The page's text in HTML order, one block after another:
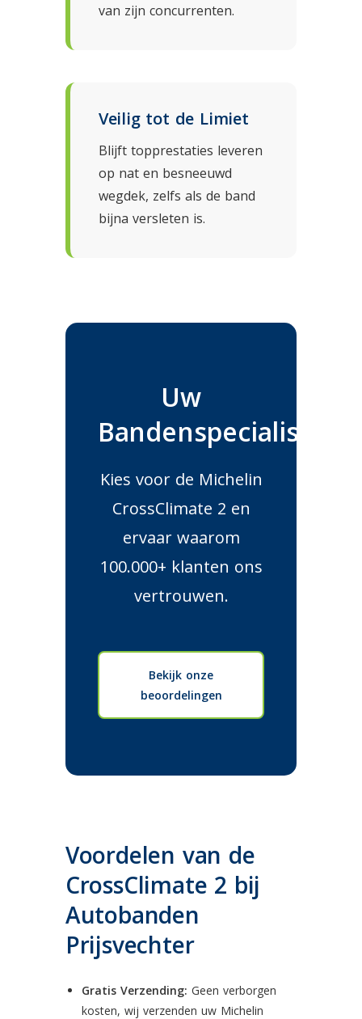
van zijn concurrenten.
Veilig tot de Limiet
Blijft topprestaties leveren
op nat en besneeuwd
wegdek, zelfs als de band
bijna versleten is.
Uw
Bandenspecialist
Kies voor de Michelin
CrossClimate 2 en
ervaar waarom
100.000+ klanten ons
vertrouwen.
Bekijk onze
beoordelingen
Voordelen van de
CrossClimate 2 bij
Autobanden
Prijsvechter
Gratis Verzending: Geen verborgen
kosten, wij verzenden uw Michelin